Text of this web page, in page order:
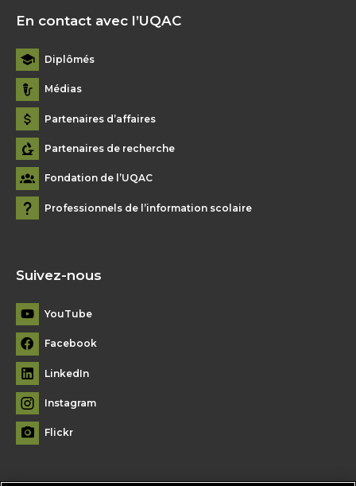
En contact avec l’UQAC
Diplômés
Médias
Partenaires d’affaires
Partenaires de recherche
Fondation de l’UQAC
Professionnels de l’information scolaire
Suivez-nous
YouTube
Facebook
LinkedIn
Instagram
Flickr